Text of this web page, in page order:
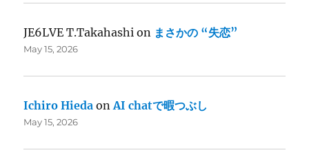
JE6LVE T.Takahashi on まさかの “失恋”
May 15, 2026
Ichiro Hieda onAI chatで暇つぶし
May 15, 2026